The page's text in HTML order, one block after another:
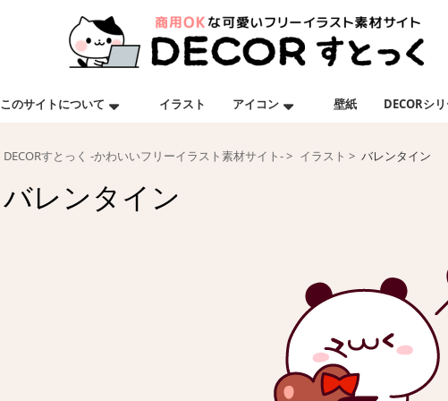
このサイトについて イラスト アイコン 壁紙 DECORシ
DECORすとっく -かわいいフリーイラスト素材サイト- イラスト バレンタイン
バレンタイン